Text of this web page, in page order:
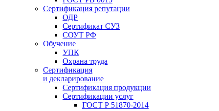
Сертификация репутации
ОДР
Сертификат СУЗ
СОУТ РФ
Обучение
УПК
Охрана труда
Сертификация
и декларирование
Сертификация продукции
Сертификации услуг
ГОСТ Р 51870-2014